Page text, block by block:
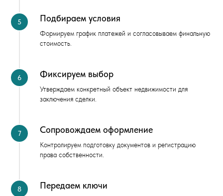
Подбираем условия
Формируем график платежей и согласовываем финальную
стоимость.
Фиксируем выбор
Утверждаем конкретный объект недвижимости для
заключения сделки.
Сопровождаем оформление
Контролируем подготовку документов и регистрацию
права собственности.
Передаем ключи